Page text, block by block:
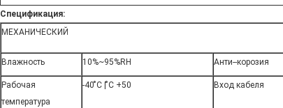
Спецификация:
МЕХАНИЧЕСКИЙ
Влажность 10%~95%RH Анти--корозия
Рабочая
температура
-40 ̊C | ̊C +50 Вход кабеля